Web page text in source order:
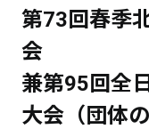
第73回春季
会
兼第95回全
大会（団体の